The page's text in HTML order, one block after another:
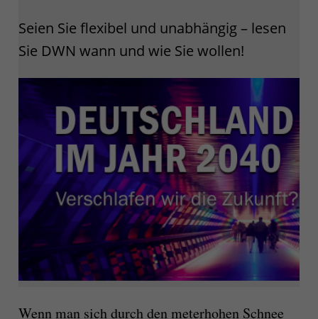
Seien Sie flexibel und unabhängig – lesen
Sie DWN wann und wie Sie wollen!
Wenn man sich durch den meterhohen Schnee